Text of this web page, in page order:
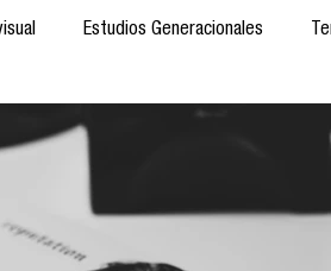
Estudios Generacionales
Comunicación y Sociedad Marketing
CICA/Sintaxis Revista